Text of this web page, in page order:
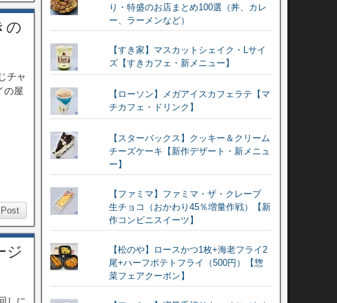
の
チャ
の屋
Post
ジ
り・特盛のお店まとめ100選（丼、カレ
ー、ラーメンなど）
【すき家】マスカットシェイク・Lサイ
ズ【すきカフェ・新メニュー】
【ローソン】メガアイスカフェラテ【マ
チカフェ・ドリンク】
【スターバックス】クッキー＆クリーム
チーズケーキ【新作デザート・新メニュ
ー】
【ファミマ】ファミマ・ザ・クレープ
生チョコ（おかわり45％増量作戦）【新
作コンビニスイーツ】
【松のや】ロースかつ1枚+海老フライ2
尾+ハーフポテトフライ（500円）【惣
菜フェアクーポン】